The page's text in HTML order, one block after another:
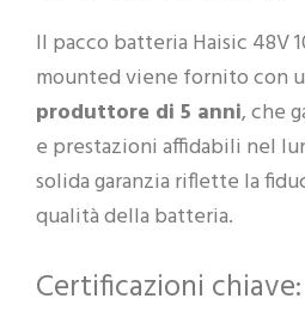
Il pacco batteria Haisic 48V
mounted viene fornito con
produttore di 5 anni, che
e prestazioni affidabili nel
solida garanzia riflette la
qualità della batteria.
Certificazioni chiave: